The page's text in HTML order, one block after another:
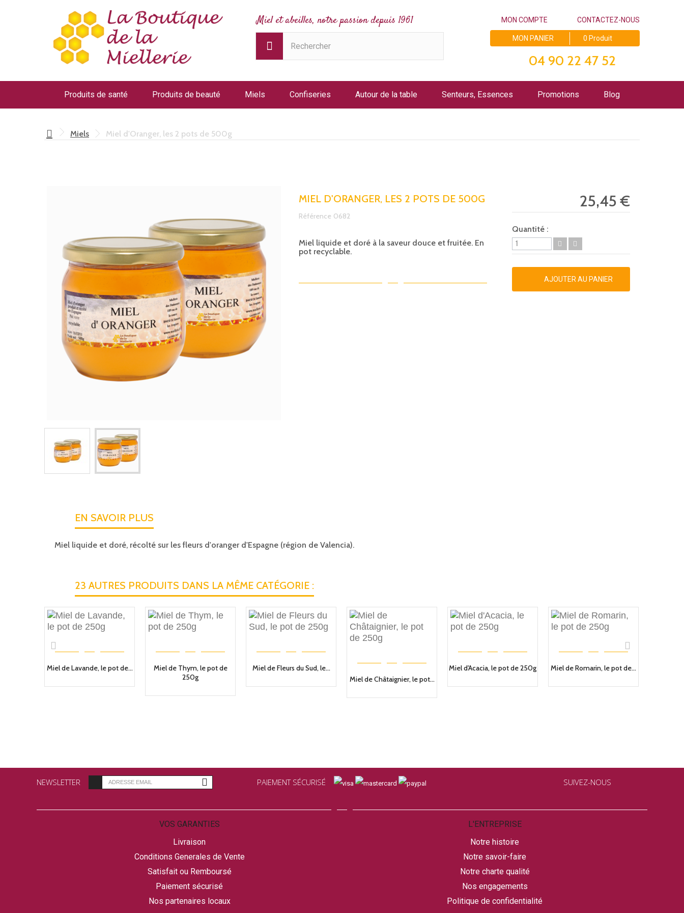
Miel et abeilles, notre passion depuis 1961 MON COMPTE CONTACTEZ-NOUS
MON PANIER 0 Produit
04 90 22 47 52
Produits de santé Produits de beauté Miels Confiseries Autour de la table Senteurs, Essences Promotions Blog
Miels Miel d'Oranger, les 2 pots de 500g
MIEL D'ORANGER, LES 2 POTS DE 500G
Référence 0682
Miel liquide et doré à la saveur douce et fruitée. En
pot recyclable.
25,45 €
Quantité :
AJOUTER AU PANIER
EN SAVOIR PLUS
Miel liquide et doré, récolté sur les fleurs d'oranger d'Espagne (région de Valencia).
23 AUTRES PRODUITS DANS LA MÊME CATÉGORIE :
Miel de Lavande, le pot de...
Miel de Thym, le pot de
250g
Miel de Fleurs du Sud, le...
Miel de Châtaignier, le pot...
Miel d'Acacia, le pot de 250g Miel de Romarin, le pot de...
NEWSLETTER PAIEMENT SÉCURISÉ SUIVEZ-NOUS
VOS GARANTIES
Livraison
Conditions Generales de Vente
Satisfait ou Remboursé
Paiement sécurisé
Nos partenaires locaux
L'ENTREPRISE
Notre histoire
Notre savoir-faire
Notre charte qualité
Nos engagements
Politique de confidentialité